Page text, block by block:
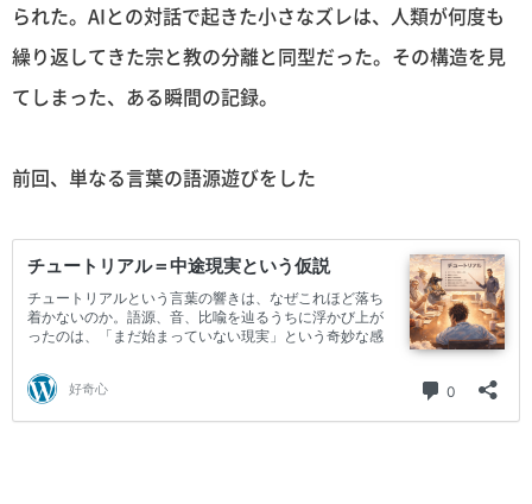
られた。AIとの対話で起きた小さなズレは、人類が何度も
繰り返してきた宗と教の分離と同型だった。その構造を見
てしまった、ある瞬間の記録。
前回、単なる言葉の語源遊びをした